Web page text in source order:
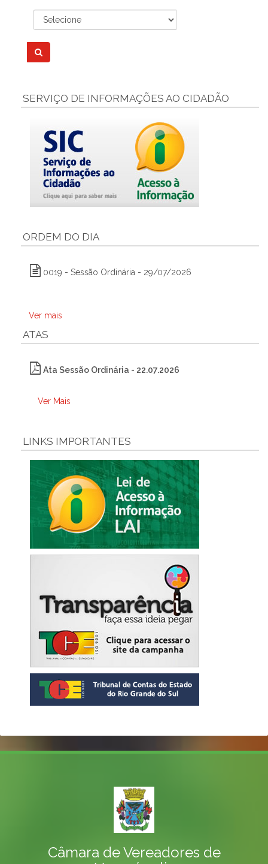
SERVIÇO DE INFORMAÇÕES AO CIDADÃO
ORDEM DO DIA
0019 - Sessão Ordinária - 29/07/2026
Ver mais
ATAS
Ata Sessão Ordinária - 22.07.2026
Ver Mais
LINKS IMPORTANTES
Câmara de Vereadores de